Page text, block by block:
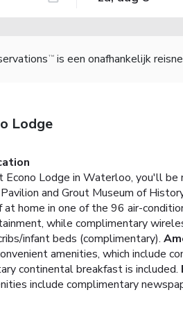
TM is een onafhankelijk
Lodge
Lodge in Waterloo, you'll be
and Grout Museum of
at home in one of the 96 air-
while complimentary
infant beds (complimentary).
amenities, which include
continental breakfast is included.
include complimentary